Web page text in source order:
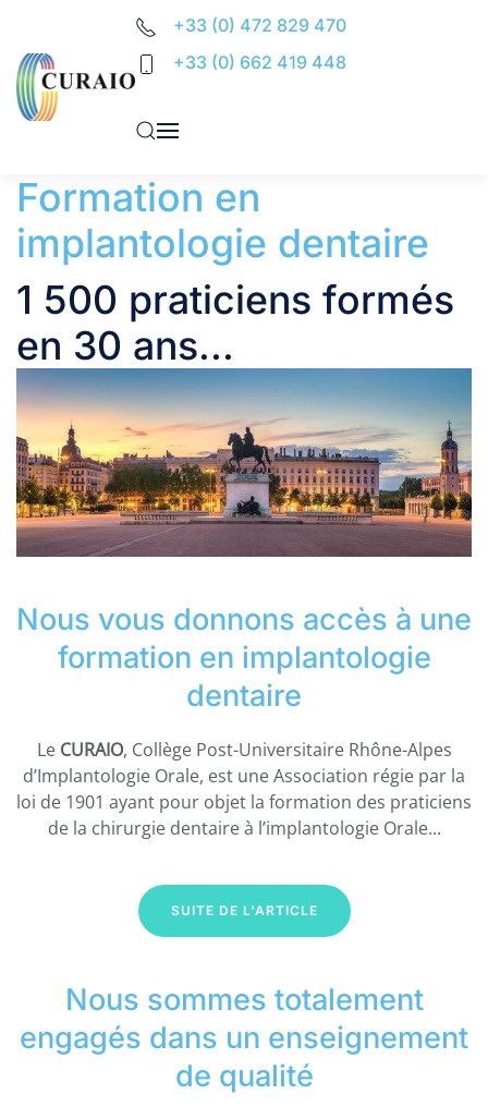
Accéder au contenu principal
+33 (0) 472 829 470
+33 (0) 662 419 448
Formation en
implantologie dentaire
1 500 praticiens formés
en 30 ans...
Nous vous donnons accès à une
formation en implantologie
dentaire
Le CURAIO, Collège Post-Universitaire Rhône-Alpes
d’Implantologie Orale, est une Association régie par la
loi de 1901 ayant pour objet la formation des praticiens
de la chirurgie dentaire à l’implantologie Orale...
SUITE DE L'ARTICLE
Nous sommes totalement
engagés dans un enseignement
de qualité